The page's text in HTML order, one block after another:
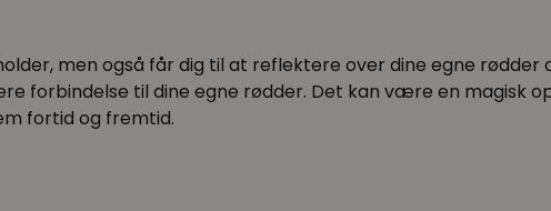
men også får dig til at reflektere over dine egne
forbindelse til dine egne rødder. Det kan være en magisk
fortid og fremtid.